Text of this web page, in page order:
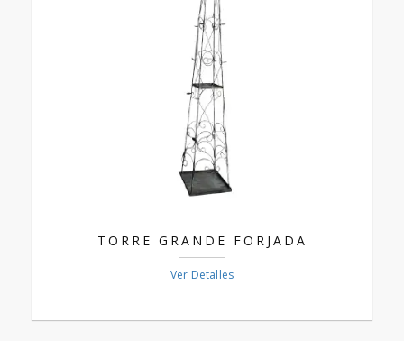
TORRE GRANDE FORJADA
Ver Detalles